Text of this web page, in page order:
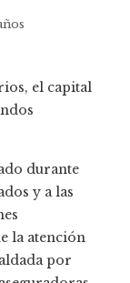
durante
y a las
la atención
por